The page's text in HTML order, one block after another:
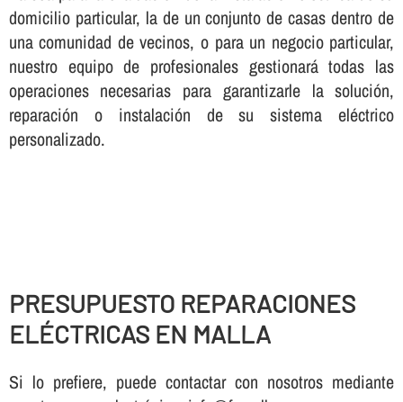
domicilio particular, la de un conjunto de casas dentro de
una comunidad de vecinos, o para un negocio particular,
nuestro equipo de profesionales gestionará todas las
operaciones necesarias para garantizarle la solución,
reparación o instalación de su sistema eléctrico
personalizado.
PRESUPUESTO REPARACIONES
ELÉCTRICAS EN MALLA
Si lo prefiere, puede contactar con nosotros mediante